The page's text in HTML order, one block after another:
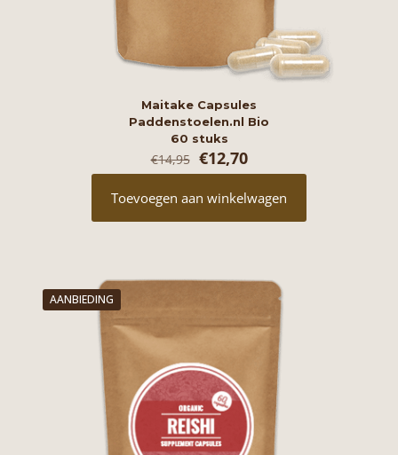
Maitake Capsules
Paddenstoelen.nl Bio
60 stuks
€14,95 Oorspronkelijke
prijs
was:
€14,95.
€12,70Huidige
prijs
€12,70.
Toevoegen aan winkelwagen
AANBIEDING